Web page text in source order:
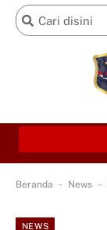
Beranda - News -
NEWS